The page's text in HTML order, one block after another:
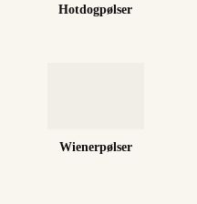
Hotdogpølser
Wienerpølser